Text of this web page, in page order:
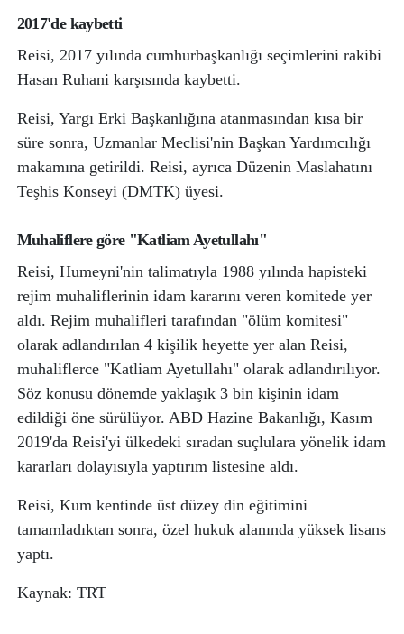
2017'de kaybetti
Reisi, 2017 yılında cumhurbaşkanlığı seçimlerini rakibi
Hasan Ruhani karşısında kaybetti.
Reisi, Yargı Erki Başkanlığına atanmasından kısa bir
süre sonra, Uzmanlar Meclisi'nin Başkan Yardımcılığı
makamına getirildi. Reisi, ayrıca Düzenin Maslahatını
Teşhis Konseyi (DMTK) üyesi.
Muhaliflere göre "Katliam Ayetullahı"
Reisi, Humeyni'nin talimatıyla 1988 yılında hapisteki
rejim muhaliflerinin idam kararını veren komitede yer
aldı. Rejim muhalifleri tarafından "ölüm komitesi"
olarak adlandırılan 4 kişilik heyette yer alan Reisi,
muhaliflerce "Katliam Ayetullahı" olarak adlandırılıyor.
Söz konusu dönemde yaklaşık 3 bin kişinin idam
edildiği öne sürülüyor. ABD Hazine Bakanlığı, Kasım
2019'da Reisi'yi ülkedeki sıradan suçlulara yönelik idam
kararları dolayısıyla yaptırım listesine aldı.
Reisi, Kum kentinde üst düzey din eğitimini
tamamladıktan sonra, özel hukuk alanında yüksek lisans
yaptı.
Kaynak: TRT